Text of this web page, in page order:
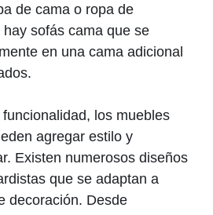
de cama o ropa de
sofás ⁤cama ‌que se
en una cama adicional
‍los muebles
agregar estilo⁤ y
Existen ‍numerosos diseños
que se adaptan ‌a
decoración. Desde